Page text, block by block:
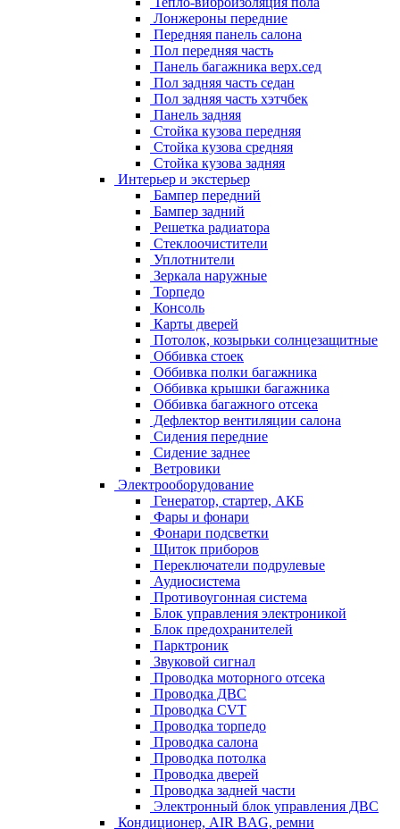
Лонжероны передние
Передняя панель салона
Пол передняя часть
Панель багажника верх.сед
Пол задняя часть седан
Пол задняя часть хэтчбек
Панель задняя
Стойка кузова передняя
Стойка кузова средняя
Стойка кузова задняя
Интерьер и экстерьер
Бампер передний
Бампер задний
Решетка радиатора
Стеклоочистители
Уплотнители
Зеркала наружные
Торпедо
Консоль
Карты дверей
Потолок, козырьки солнцезащитные
Оббивка стоек
Оббивка полки багажника
Оббивка крышки багажника
Оббивка багажного отсека
Дефлектор вентиляции салона
Сидения передние
Сидение заднее
Ветровики
Электрооборудование
Генератор, стартер, АКБ
Фары и фонари
Фонари подсветки
Щиток приборов
Переключатели подрулевые
Аудиосистема
Противоугонная система
Блок управления электроникой
Блок предохранителей
Парктроник
Звуковой сигнал
Проводка моторного отсека
Проводка ДВС
Проводка CVT
Проводка торпедо
Проводка салона
Проводка потолка
Проводка дверей
Проводка задней части
Электронный блок управления ДВС
Кондиционер, AIR BAG, ремни